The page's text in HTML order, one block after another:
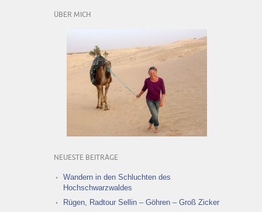
ÜBER MICH
NEUESTE BEITRÄGE
Wandern in den Schluchten des
Hochschwarzwaldes
Rügen, Radtour Sellin – Göhren – Groß Zicker